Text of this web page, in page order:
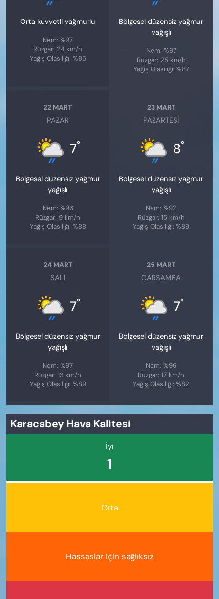
Orta kuvvetli yağmurlu
Nem: %97
Rüzgar: 24 km/h
Yağış Olasılığı: %95
Bölgesel düzensiz yağmur
yağışlı
Nem: %97
Rüzgar: 25 km/h
Yağış Olasılığı: %87
22 MART
PAZAR
7°
Bölgesel düzensiz yağmur
yağışlı
Nem: %96
Rüzgar: 9 km/h
Yağış Olasılığı: %88
23 MART
PAZARTESI
8°
Bölgesel düzensiz yağmur
yağışlı
Nem: %92
Rüzgar: 15 km/h
Yağış Olasılığı: %89
24 MART
SALI
7°
Bölgesel düzensiz yağmur
yağışlı
Nem: %97
Rüzgar: 13 km/h
Yağış Olasılığı: %89
25 MART
ÇARŞAMBA
7°
Bölgesel düzensiz yağmur
yağışlı
Nem: %96
Rüzgar: 17 km/h
Yağış Olasılığı: %82
Karacabey Hava Kalitesi
İyi
1
Orta
Hassaslar için sağlıksız